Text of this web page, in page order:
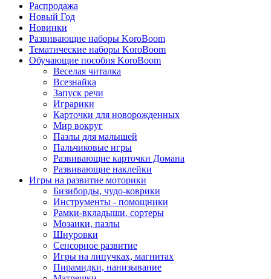
Распродажа
Новый Год
Новинки
Развивающие наборы KoroBoom
Тематические наборы KoroBoom
Обучающие пособия KoroBoom
Веселая читалка
Всезнайка
Запуск речи
Играрики
Карточки для новорожденных
Мир вокруг
Пазлы для малышей
Пальчиковые игры
Развивающие карточки Домана
Развивающие наклейки
Игры на развитие моторики
Бизиборды, чудо-коврики
Инструменты - помощники
Рамки-вкладыши, сортеры
Мозаики, пазлы
Шнуровки
Сенсорное развитие
Игры на липучках, магнитах
Пирамидки, нанизывание